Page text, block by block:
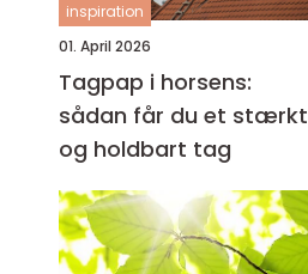
inspiration
01. April 2026
Tagpap i horsens:
sådan får du et stærkt
og holdbart tag